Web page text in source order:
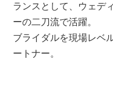
ランスとして、ウェデ
ーの二刀流で活躍。
ブライダルを現場レベ
ートナー。